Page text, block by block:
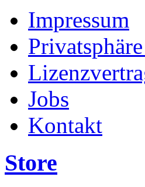
Impressum
Jobs
Kontakt
Store